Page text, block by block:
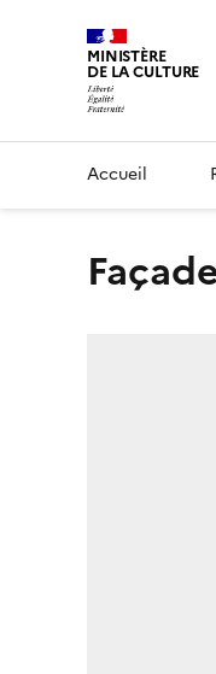
MINISTÈRE
DE LA CULTURE
Accueil